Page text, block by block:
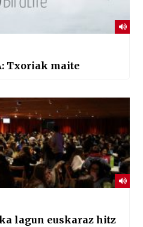
Txoriak maite
lagun euskaraz hitz